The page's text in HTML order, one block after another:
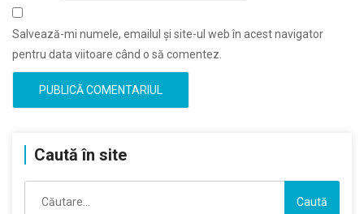
Salvează-mi numele, emailul și site-ul web în acest navigator
pentru data viitoare când o să comentez.
Caută în site
după: